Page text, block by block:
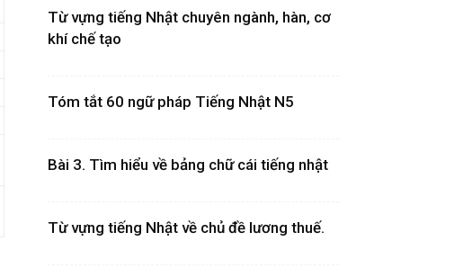
Từ vựng tiếng Nhật chuyên ngành, hàn, cơ
khí chế tạo
Tóm tắt 60 ngữ pháp Tiếng Nhật N5
Bài 3. Tìm hiểu về bảng chữ cái tiếng nhật
Từ vựng tiếng Nhật về chủ đề lương thuế.